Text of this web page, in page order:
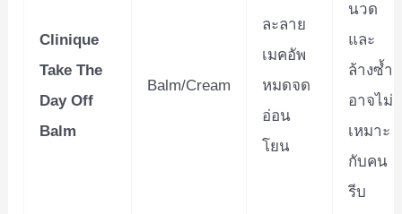
Clinique
Take The
Day Off
Balm
Balm/Cream
ละลาย
เมคอัพ
หมดจด
อ่อน
โยน
นวด
และ
ล้างซ้ำ
อาจไม่
เหมาะ
กับคน
รีบ